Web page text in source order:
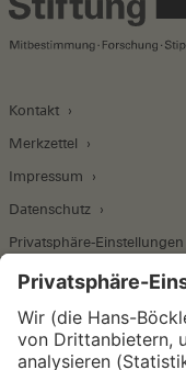
Kontakt
Merkzettel
Impressum
Datenschutz
Privatsphäre-Einstellungen